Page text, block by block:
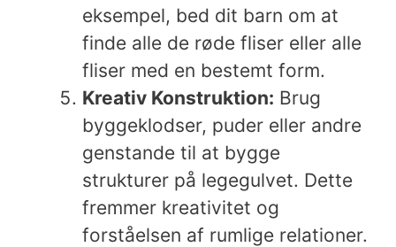
eksempel, bed dit barn om at
finde alle de røde fliser eller alle
fliser med en bestemt form.
Kreativ Konstruktion: Brug
byggeklodser, puder eller andre
genstande til at bygge
strukturer på legegulvet. Dette
fremmer kreativitet og
forståelsen af rumlige relationer.